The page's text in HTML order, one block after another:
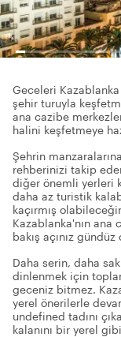
Geceleri Kazablanka
şehir turuyla
ana cazibe
halini keşfetmeye
Şehrin
rehberinizi takip
diğer önemli yerleri
daha az turistik
kaçırmış
Kazablanka'nın ana
bakış açınız
Daha serin, daha
dinlenmek için
geceniz bitmez.
yerel önerilerle
undefined tadını
kalanını bir yerel